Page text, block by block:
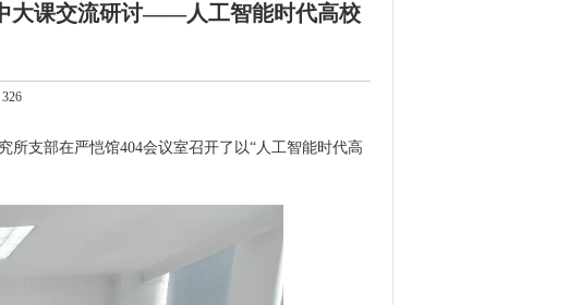
大课交流研讨——人工智能时代高校
326
所支部在严恺馆404会议室召开了以“人工智能时代高